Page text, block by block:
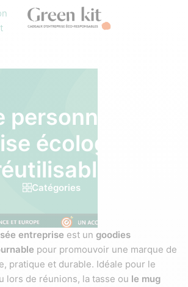
personnalisée
écologique et
Catégories
entreprise est un goodies
pour promouvoir une marque de
pratique et durable. Idéale pour le
lors de réunions, la tasse ou le mug